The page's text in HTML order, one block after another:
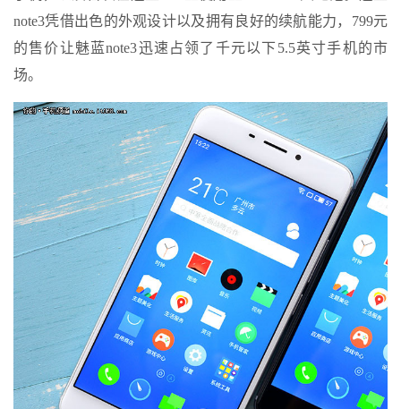
note3凭借出色的外观设计以及拥有良好的续航能力，799元
的售价让魅蓝note3迅速占领了千元以下5.5英寸手机的市
场。